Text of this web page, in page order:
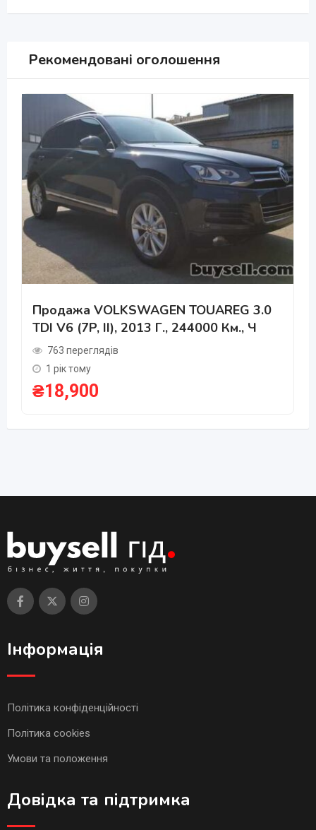
Рекомендовані оголошення
Продажа VOLKSWAGEN TOUAREG 3.0
TDI V6 (7P, II), 2013 Г., 244000 Км., Ч
763 переглядів
1 рік тому
₴18,900
Інформація
Політика конфіденційності
Політика cookies
Умови та положення
Довідка та підтримка